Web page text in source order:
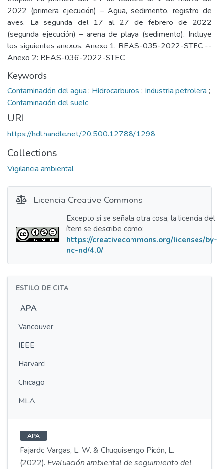
2022 (primera ejecución) – Agua, sedimento, registro de
aves. La segunda del 17 al 27 de febrero de 2022
(segunda ejecución) – arena de playa (sedimento). Incluye
los siguientes anexos: Anexo 1: REAS-035-2022-STEC --
Anexo 2: REAS-036-2022-STEC
Keywords
Contaminación del agua ; Hidrocarburos ; Industria petrolera ;
Contaminación del suelo
URI
https://hdl.handle.net/20.500.12788/1298
Collections
Vigilancia ambiental
Licencia Creative Commons
Excepto si se señala otra cosa, la licencia del
ítem se describe como:
https://creativecommons.org/licenses/by-
nc-nd/4.0/
ESTILO DE CITA
APA
Vancouver
IEEE
Harvard
Chicago
MLA
APA
Fajardo Vargas, L. W. & Chuquisengo Picón, L.
(2022). Evaluación ambiental de seguimiento del